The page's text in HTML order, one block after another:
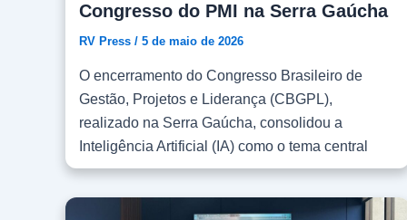
Congresso do PMI na Serra Gaúcha
RV Press / 5 de maio de 2026
O encerramento do Congresso Brasileiro de
Gestão, Projetos e Liderança (CBGPL),
realizado na Serra Gaúcha, consolidou a
Inteligência Artificial (IA) como o tema central
das discussões estratégicas para o futuro das
programação, Daniel Klafke, CEO da W3K,